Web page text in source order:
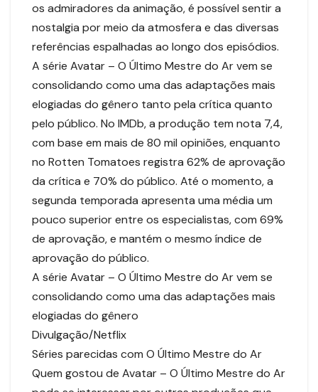
os admiradores da animação, é possível sentir a
nostalgia por meio da atmosfera e das diversas
referências espalhadas ao longo dos episódios.
A série Avatar – O Último Mestre do Ar vem se
consolidando como uma das adaptações mais
elogiadas do gênero tanto pela crítica quanto
pelo público. No IMDb, a produção tem nota 7,4,
com base em mais de 80 mil opiniões, enquanto
no Rotten Tomatoes registra 62% de aprovação
da crítica e 70% do público. Até o momento, a
segunda temporada apresenta uma média um
pouco superior entre os especialistas, com 69%
de aprovação, e mantém o mesmo índice de
aprovação do público.
A série Avatar – O Último Mestre do Ar vem se
consolidando como uma das adaptações mais
elogiadas do gênero
Divulgação/Netflix
Séries parecidas com O Último Mestre do Ar
Quem gostou de Avatar – O Último Mestre do Ar